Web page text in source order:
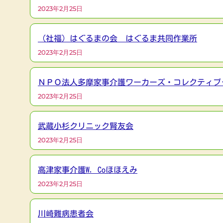
2023年2月25日
（社福）はぐるまの会 はぐるま共同作業所
2023年2月25日
ＮＰＯ法人多摩家事介護ワーカーズ・コレクティブ
2023年2月25日
武蔵小杉クリニック腎友会
2023年2月25日
高津家事介護W．Coほほえみ
2023年2月25日
川崎難病患者会